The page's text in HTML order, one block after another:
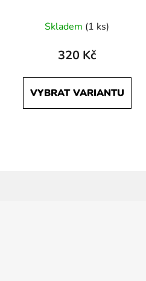
Skladem (1 ks)
320 Kč
VYBRAT VARIANTU